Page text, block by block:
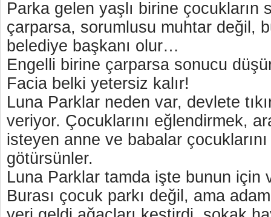
Parka gelen yaşlı birine çocukların
çarparsa, sorumlusu muhtar değil,
belediye başkanı olur…
Engelli birine çarparsa sonucu
Facia belki yetersiz kalır!
Luna Parklar neden var, devlete
veriyor. Çocuklarını eğlendirmek,
isteyen anne ve babalar
götürsünler.
Luna Parklar tamda işte bunun için
Burası çocuk parkı değil, ama